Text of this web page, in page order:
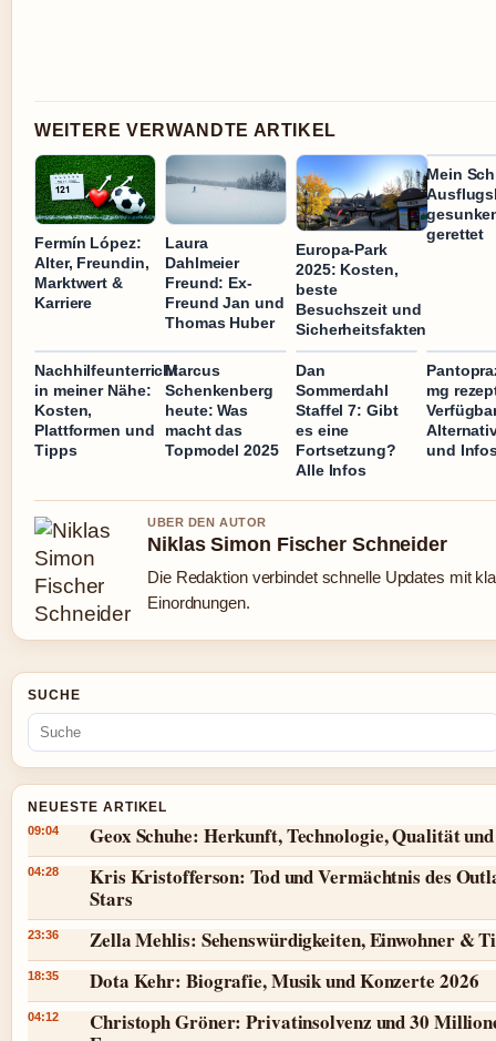
WEITERE VERWANDTE ARTIKEL
Fermín López:
Alter, Freundin,
Marktwert &
Karriere
Laura
Dahlmeier
Freund: Ex-
Freund Jan und
Thomas Huber
Europa-Park
2025: Kosten,
beste
Besuchszeit und
Sicherheitsfakten
Mein
gerettet
Nachhilfeunterricht
in meiner Nähe:
Kosten,
Plattformen und
Tipps
Marcus
Schenkenberg
heute: Was
macht das
Topmodel 2025
Dan
Sommerdahl
Staffel 7: Gibt
es eine
Fortsetzung?
Alle Infos
mg
und
UBER DEN AUTOR
Niklas Simon Fischer Schneider
Die Redaktion verbindet schnelle Updates mit
Einordnungen.
SUCHE
NEUESTE ARTIKEL
09:04 Geox Schuhe: Herkunft, Technologie, Qualität
04:28
Kris Kristofferson: Tod und Vermächtnis des
Stars
23:36 Zella Mehlis: Sehenswürdigkeiten, Einwohner &
18:35 Dota Kehr: Biografie, Musik und Konzerte 2026
04:12
Christoph Gröner: Privatinsolvenz und 30